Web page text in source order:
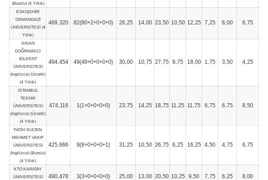
(Burslu) (4 Yıllık)
ESKİŞEHİR
OSMANGAZİ
ÜNİVERSİTESİ (4
Yıllık)
469,320 82(80+2+0+0+0) 26,25 14,00 23,50 10,50 12,25 7,25 6,00 6,75
İHSAN
DOĞRAMACI
BİLKENT
ÜNİVERSİTESİ
(İngilizce) (Ücretli)
(4 Yıllık)
494,454 49(49+0+0+0+0) 30,00 10,75 27,75 9,75 18,00 1,75 3,50 4,25
İSTANBUL
TEKNİK
ÜNİVERSİTESİ
(İngilizce) (Ücretli)
(4 Yıllık)
474,116 1(1+0+0+0+0) 23,75 14,25 18,75 11,25 11,75 6,75 6,75 8,50
FATİH SULTAN
MEHMET VAKIF
ÜNİVERSİTESİ
(İngilizce) (Burslu)
(4 Yıllık)
425,666 9(8+0+0+0+1) 31,25 10,50 26,75 6,25 16,25 4,50 4,75 6,75
KTO KARATAY
ÜNİVERSİTESİ
490,478 3(3+0+0+0+0) 25,00 13,00 20,50 10,25 9,50 7,75 6,25 8,00